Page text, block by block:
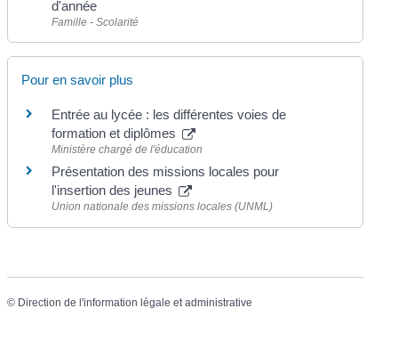
d'année
Famille - Scolarité
Pour en savoir plus
Entrée au lycée : les différentes voies de
formation et diplômes
Ministère chargé de l'éducation
Présentation des missions locales pour
l'insertion des jeunes
Union nationale des missions locales (UNML)
© Direction de l'information légale et administrative